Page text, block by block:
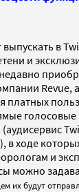
в
и
Revue,
платных
голосовые
в ходе
и
можно
их будут